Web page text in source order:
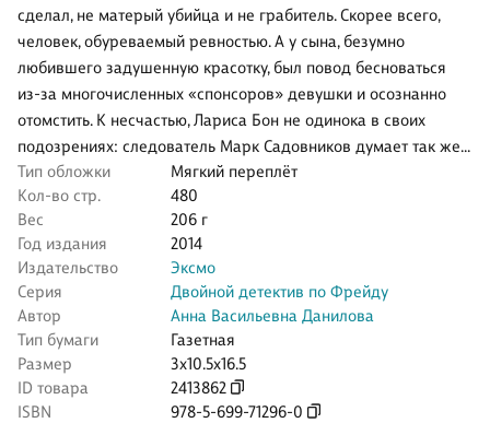
сделал, не матерый убийца и не грабитель. Скорее всего,
человек, обуреваемый ревностью. А у сына, безумно
любившего задушенную красотку, был повод бесноваться
из-за многочисленных «спонсоров» девушки и осознанно
отомстить. К несчастью, Лариса Бон не одинока в своих
подозрениях: следователь Марк Садовников думает так же…
Тип обложки
Мягкий переплёт
Кол-во стр.
480
Вес
206 г
Год издания
2014
Издательство
Эксмо
Серия
Двойной детектив по Фрейду
Автор
Анна Васильевна Данилова
Тип бумаги
Газетная
Размер
3x10.5x16.5
ID товара
2413862
ISBN
978-5-699-71296-0